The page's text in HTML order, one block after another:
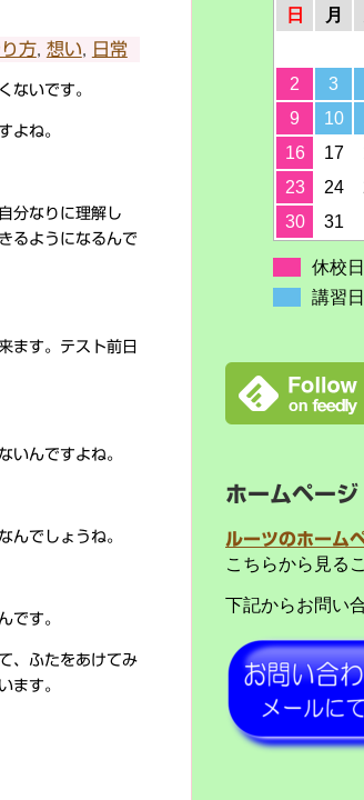
方, 想い 日常
ないです。
よね。
分なりに理解し
るようになるんで
ます。テスト前日
んですよね。
んでしょうね。
です。
、ふたをあけてみ
ます。
日
月
2
3
9
10
16
17
23
24
30
31
休校日
講習日
ホームページ
ルーツのホーム
こちらから見る
下記からお問い